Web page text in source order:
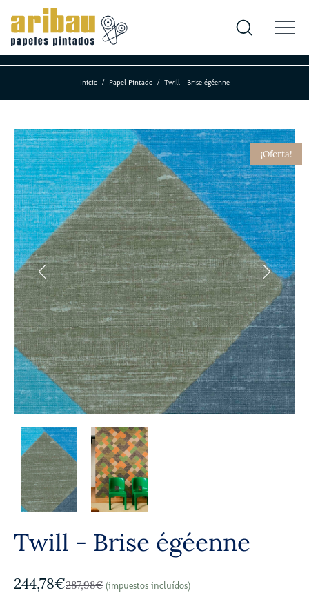
Inicio Papel Pintado Twill - Brise égéenne
¡Oferta!
Twill - Brise égéenne
244,78€287,98€ (impuestos incluídos)